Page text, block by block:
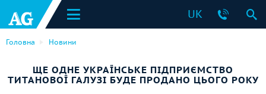
UK
Головна Новини
ЩЕ ОДНЕ УКРАЇНСЬКЕ ПІДПРИЄМСТВО
ТИТАНОВОЇ ГАЛУЗІ БУДЕ ПРОДАНО ЦЬОГО РОКУ